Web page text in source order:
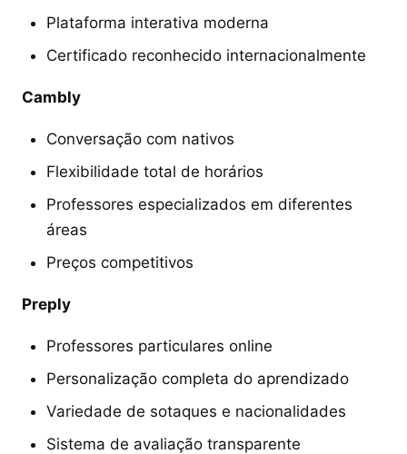
Plataforma interativa moderna
Certificado reconhecido internacionalmente
Cambly
Conversação com nativos
Flexibilidade total de horários
Professores especializados em diferentes
áreas
Preços competitivos
Preply
Professores particulares online
Personalização completa do aprendizado
Variedade de sotaques e nacionalidades
Sistema de avaliação transparente